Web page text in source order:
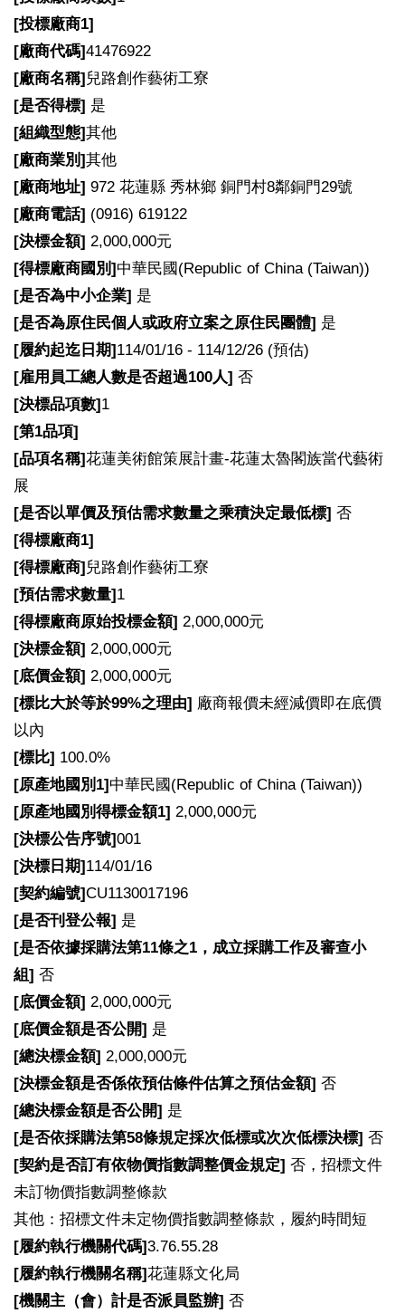
[投標廠商1]
[廠商代碼]41476922
[廠商名稱]兒路創作藝術工寮
[是否得標] 是
[組織型態]其他
[廠商業別]其他
[廠商地址] 972 花蓮縣 秀林鄉 銅門村8鄰銅門29號
[廠商電話] (0916) 619122
[決標金額] 2,000,000元
[得標廠商國別]中華民國(Republic of China (Taiwan))
[是否為中小企業] 是
[是否為原住民個人或政府立案之原住民團體] 是
[履約起迄日期]114/01/16 - 114/12/26 (預估)
[雇用員工總人數是否超過100人] 否
[決標品項數]1
[第1品項]
[品項名稱]花蓮美術館策展計畫-花蓮太魯閣族當代藝術
展
[是否以單價及預估需求數量之乘積決定最低標] 否
[得標廠商1]
[得標廠商]兒路創作藝術工寮
[預估需求數量]1
[得標廠商原始投標金額] 2,000,000元
[決標金額] 2,000,000元
[底價金額] 2,000,000元
[標比大於等於99%之理由] 廠商報價未經減價即在底價
以內
[標比] 100.0%
[原產地國別1]中華民國(Republic of China (Taiwan))
[原產地國別得標金額1] 2,000,000元
[決標公告序號]001
[決標日期]114/01/16
[契約編號]CU1130017196
[是否刊登公報] 是
[是否依據採購法第11條之1，成立採購工作及審查小
組] 否
[底價金額] 2,000,000元
[底價金額是否公開] 是
[總決標金額] 2,000,000元
[決標金額是否係依預估條件估算之預估金額] 否
[總決標金額是否公開] 是
[是否依採購法第58條規定採次低標或次次低標決標] 否
[契約是否訂有依物價指數調整價金規定] 否，招標文件
未訂物價指數調整條款
其他：招標文件未定物價指數調整條款，履約時間短
[履約執行機關代碼]3.76.55.28
[履約執行機關名稱]花蓮縣文化局
[機關主（會）計是否派員監辦] 否